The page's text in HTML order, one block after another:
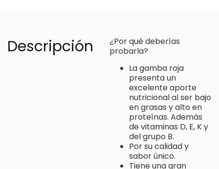
Descripción
¿Por qué deberías
probarla?
La gamba roja
presenta un
excelente aporte
nutricional al ser bajo
en grasas y alto en
proteínas. Además
de vitaminas D, E, K y
del grupo B.
Por su calidad y
sabor único.
Tiene una gran